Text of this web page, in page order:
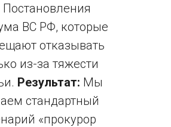
Постановления
ВС РФ, которые
отказывать
из-за тяжести
Результат: Мы
стандартный
«прокурор